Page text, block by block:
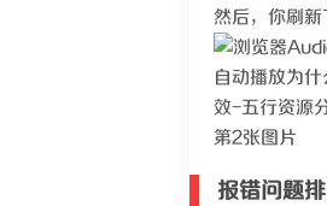
然后，你刷
报错问题